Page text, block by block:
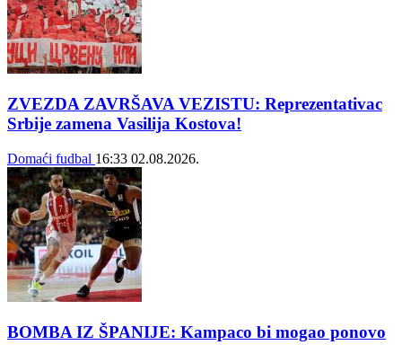
ZVEZDA ZAVRŠAVA VEZISTU: Reprezentativac
Srbije zamena Vasilija Kostova!
Domaći fudbal 16:33 02.08.2026.
BOMBA IZ ŠPANIJE: Kampaco bi mogao ponovo